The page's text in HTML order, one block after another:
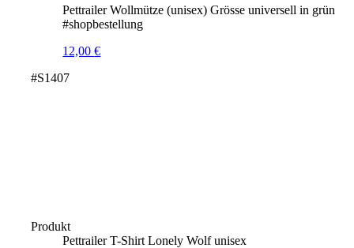
Pettrailer Wollmütze (unisex) Grösse universell in grün
#shopbestellung
12,00€
#S1407
Produkt
Pettrailer T-Shirt Lonely Wolf unisex